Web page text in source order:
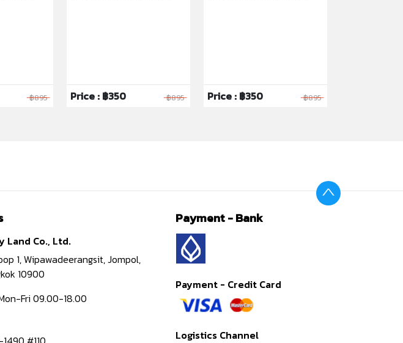
฿895 Price : ฿350 ฿895 Price : ฿350 ฿895
Land Co., Ltd.
1, Wipawadeerangsit, Jompol,
10900
Fri 09.00-18.00
Payment - Bank
Payment - Credit Card
Logistics Channel